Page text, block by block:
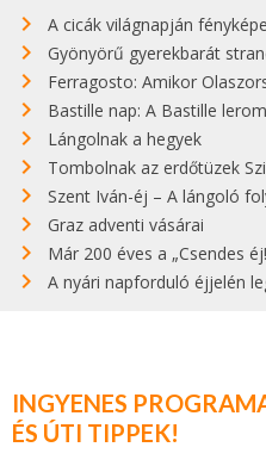
A cicák világnapján fényképeztük
Gyönyörű gyerekbarát strandok
Ferragosto: Amikor
Bastille nap: A Bastille
Lángolnak a hegyek
Tombolnak az erdőtüzek
Szent Iván-éj – A lángoló
Graz adventi vásárai
Már 200 éves a „Csendes
A nyári napforduló éjjelén
INGYENES
ÉS ÚTI TIPPEK!